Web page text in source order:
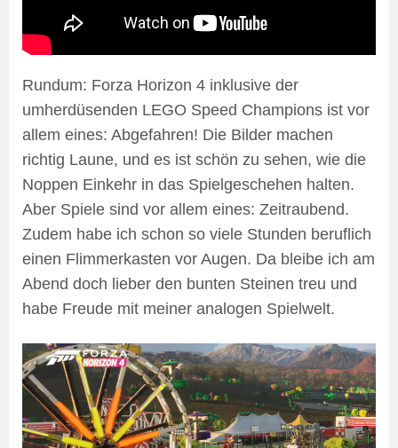
Rundum: Forza Horizon 4 inklusive der
umherdüsenden LEGO Speed Champions ist vor
allem eines: Abgefahren! Die Bilder machen
richtig Laune, und es ist schön zu sehen, wie die
Noppen Einkehr in das Spielgeschehen halten.
Aber Spiele sind vor allem eines: Zeitraubend.
Zudem habe ich schon so viele Stunden beruflich
einen Flimmerkasten vor Augen. Da bleibe ich am
Abend doch lieber den bunten Steinen treu und
habe Freude mit meiner analogen Spielwelt.